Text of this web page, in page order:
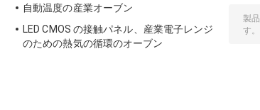
自動温度の産業オーブン
LED CMOS の接触パネル、産業電子レンジ
のための熱気の循環のオーブン